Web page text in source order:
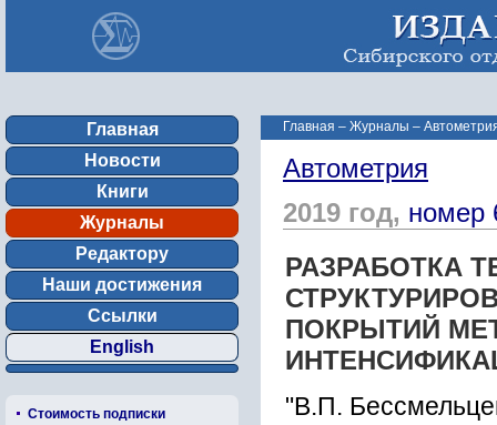
Главная
Новости
Книги
Журналы
Редактору
Наши достижения
Ссылки
English
Стоимость подписки
Главная – Журналы –
Автометрия
2019 год, номер
РАЗРАБОТКА
ПОКРЫТИЙ
"В.П.